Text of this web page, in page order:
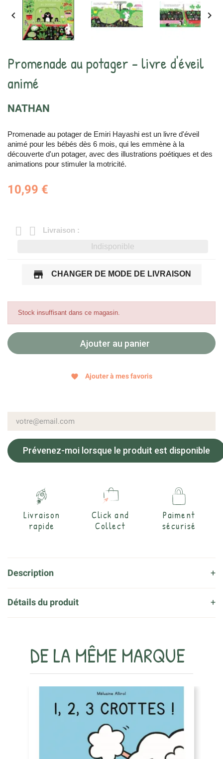
 
Promenade au potager - livre d'éveil
animé
NATHAN
Promenade au potager de Emiri Hayashi est un livre d'éveil
animé pour les bébés dès 6 mois, qui les emmène à la
découverte d'un potager, avec des illustrations poétiques et des
animations pour stimuler la motricité.
10,99 €
Livraison :
Indisponible
store CHANGER DE MODE DE LIVRAISON
Stock insuffisant dans ce magasin.
Ajouter au panier
favorite Ajouter à mes favoris
Prévenez-moi lorsque le produit est disponible
Livraison
rapide
Click and
Collect
Paiment
sécurisé
Description
Détails du produit
DE LA MÊME MARQUE